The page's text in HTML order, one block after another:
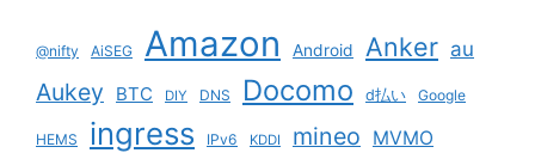
@nifty AiSEG Amazon Android Anker au
Aukey BTC DIY DNS Docomo d払い Google
HEMS ingress IPv6 KDDI mineo MVMO